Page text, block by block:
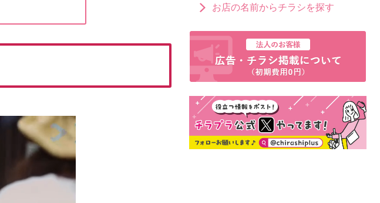
お店の名前からチラシを探す